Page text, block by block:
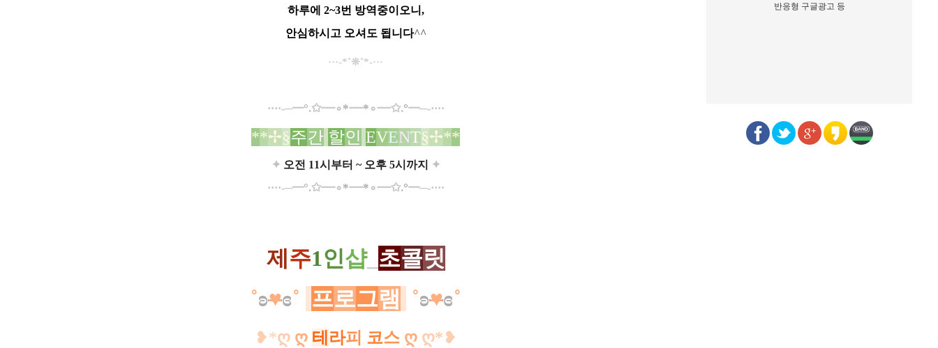
하루에 2~3번 방역중이오니,
안심하시고 오셔도 됩니다^^
···-*˚❊˚*-···
····-─━°.✩┈┈∘*┈┈* ∘┈┈✩.°​━─-····
**✢§주간 할인 EVENT§✢**​
✦ 오전 11시부터 ~ 오후 5시까지
✦
····-─━°.✩┈┈∘*┈┈* ∘┈┈✩.°​━─-····
제주1인샵_ 초콜릿
˚ʚ♥ɞ˚ 프로그램 ˚ʚ♥ɞ˚
​❥*ღ ღ 테 라피 코스 ღ ღ*​❥
반응형 구글광고 등